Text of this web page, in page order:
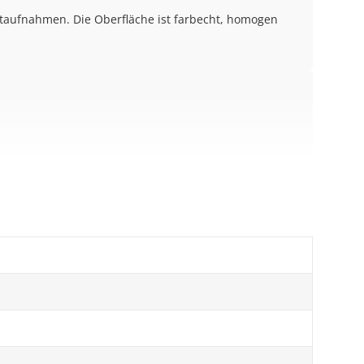
Die Oberfläche ist farbecht, homogen
Monitoreinstellung und Beleuchtung leicht